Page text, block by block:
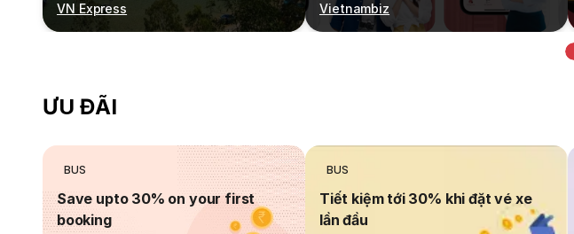
VN Express Vietnambiz
ƯU ĐÃI
BUS
Save upto 30% on your first
booking
BUS
Tiết kiệm tới 30% khi đặt vé xe
lần đầu